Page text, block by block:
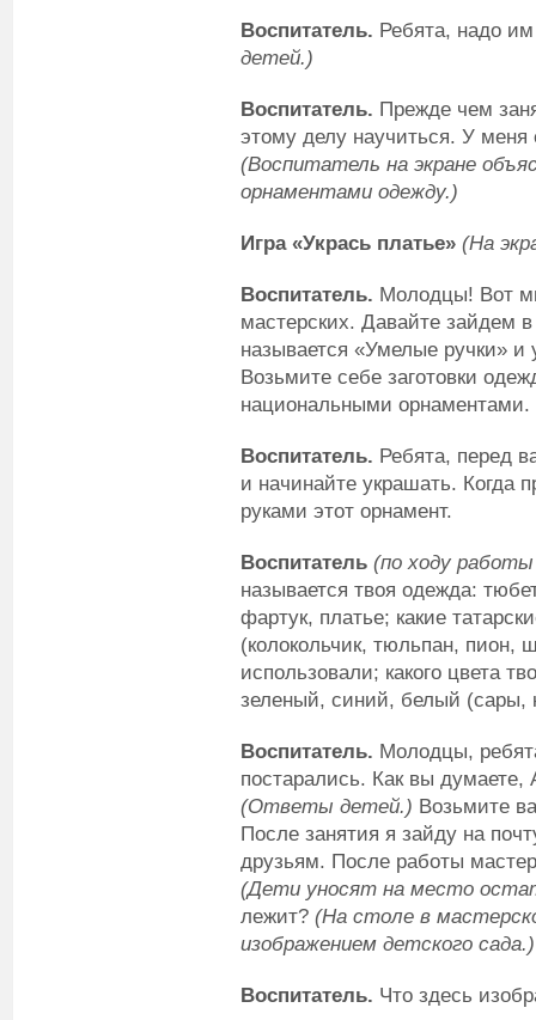
Воспитатель. Ребята, надо
детей.)
Воспитатель. Прежде чем
этому делу научиться. У меня
(Воспитатель на экране
орнаментами одежду.)
Игра «Укрась платье» (На
Воспитатель. Молодцы! Вот
мастерских. Давайте зайдем
называется «Умелые ручки»
Возьмите себе заготовки
национальными орнаментами.
Воспитатель. Ребята, перед
и начинайте украшать. Когда
руками этот орнамент.
Воспитатель (по ходу
называется твоя одежда:
фартук, платье; какие
(колокольчик, тюльпан, пион,
использовали; какого цвета
зеленый, синий, белый (сары,
Воспитатель. Молодцы,
постарались. Как вы думаете,
(Ответы детей.) Возьмите
После занятия я зайду на
друзьям. После работы
(Дети уносят на место
лежит? (На столе в
изображением детского сада.)
Воспитатель. Что здесь